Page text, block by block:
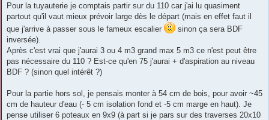
Pour la tuyauterie je comptais partir sur du 110 car j'ai lu quasiment
partout qu'il vaut mieux prévoir large dès le départ (mais en effet faut il
que j'arrive à passer sous le fameux escalier
sinon ça sera BDF
inversée).
Après c'est vrai que j'aurai 3 ou 4 m3 grand max 5 m3 ce n'est peut être
pas nécessaire du 110 ? Est-ce qu'en 75 j'aurai + d'aspiration au niveau
BDF ? (sinon quel intérêt ?)
Pour la partie hors sol, je pensais monter à 54 cm de bois, pour avoir ~45
cm de hauteur d'eau (- 5 cm isolation fond et -5 cm marge en haut). Je
pense utiliser 6 poteaux en 9x9 (à part si je pars sur des traverses 20x10